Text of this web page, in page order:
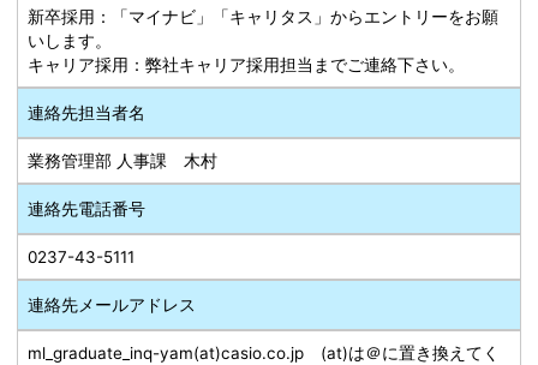
新卒採用：「マイナビ」「キャリタス」からエントリーをお願
いします。
キャリア採用：弊社キャリア採用担当までご連絡下さい。
連絡先担当者名
業務管理部 人事課 木村
連絡先電話番号
0237-43-5111
連絡先メールアドレス
​ml_graduate_inq-yam(at)casio.co.jp (at)は＠に置き換えてく